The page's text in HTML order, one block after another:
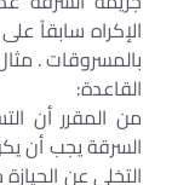
الإكراه سابقاً
بالمسروقات .
القاعدة:
من المقرر أن
السرقة يجب أن
التخلى عن